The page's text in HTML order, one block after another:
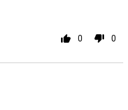
0 0